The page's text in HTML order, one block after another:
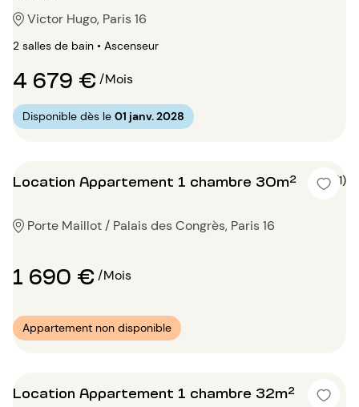
Victor Hugo, Paris 16
2 salles de bain • Ascenseur
4 679 €/Mois
Disponible dès le 01 janv. 2028
Location Appartement 1 chambre 30m² 5 (1)
Porte Maillot / Palais des Congrès, Paris 16
1 690 €/Mois
Appartement non disponible
Location Appartement 1 chambre 32m²